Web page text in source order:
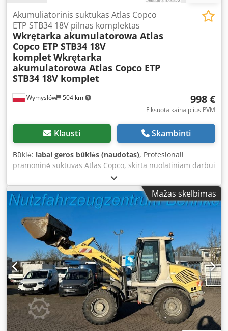
Wymysłów 504 km
Akumuliatorinis suktukas Atlas Copco
ETP STB34 18V pilnas komplektas
Wkrętarka akumulatorowa Atlas
Copco ETP STB34 18V
kompletWkrętarka
akumulatorowa Atlas Copco ETP
STB34 18V komplet
998 €
Fiksuota kaina plius PVM
Klausti Skambinti
Būklė: labai geros būklės (naudotas), Profesionali
pramoninė suktuvas Atlas Copco, skirta nuolatiniam darbui
surinkimo linijose ir gamybinėse aplikacijose. Pramoninės
klasės įranga – ne prekybos centro variantas. Duomenys ir
informacija: • Modelis: ETP STB34-06-106 • Maitinimas: 18V
DC • Gamybos šalis: Švedija • Gamybos metai: 2021
Chjdpoyc Rvasfx Abhsa • Ergonomiška, gerai subalansuota
konstrukcija • Pritaikyta tiksliam montavimui ir serijiniam
darbui Komplektą sudaro: • Atlas Copco akumuliatorinis
suktuvas • 2x 18V Atlas Copco akumuliatoriai • Atlas Copco
įkroviklis • Viskas, kas parodyta nuotraukose Būklė:
Naudota, veikianti, normalūs naudojimo žymės. Be
įtrūkimų, be laisvumų. Įranga iš pramoninio išmontavimo.
Pritaikymas: • Gamyba • Pramoninis montavimas •
Technologinės linijos • Profesionalios dirbtuvės Ideali
alternatyva naujiems įrenginiams – žymiai mažesnės
išlaidos išlaikant Atlas Copco kokybę.
Mažas skelbimas